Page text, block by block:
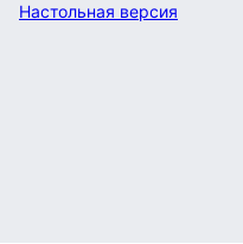
Настольная версия